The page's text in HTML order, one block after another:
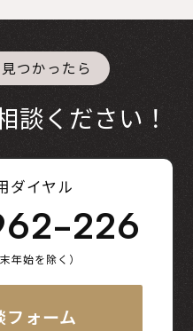
つかったら
談ください！
ダイヤル
226
年始を除く）
フォーム